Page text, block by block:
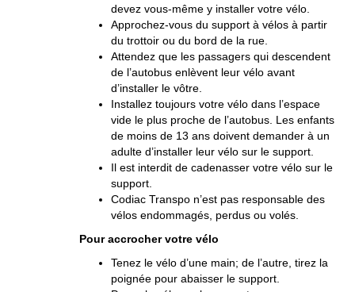
devez vous-même y installer votre vélo.
Approchez-vous du support à vélos à partir
du trottoir ou du bord de la rue.
Attendez que les passagers qui descendent
de l’autobus enlèvent leur vélo avant
d’installer le vôtre.
Installez toujours votre vélo dans l’espace
vide le plus proche de l’autobus. Les enfants
de moins de 13 ans doivent demander à un
adulte d’installer leur vélo sur le support.
Il est interdit de cadenasser votre vélo sur le
support.
Codiac Transpo n’est pas responsable des
vélos endommagés, perdus ou volés.
Pour accrocher votre vélo
Tenez le vélo d’une main; de l’autre, tirez la
poignée pour abaisser le support.